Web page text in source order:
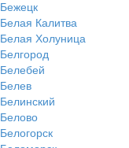
Бежецк
Белая Калитва
Белая Холуница
Белгород
Белебей
Белев
Белинский
Белово
Белогорск